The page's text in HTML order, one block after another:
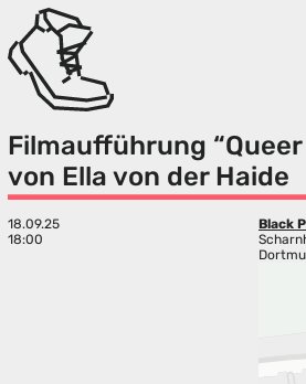
Filmaufführung
von Ella von der Haide
18.09.25
18:00
Black